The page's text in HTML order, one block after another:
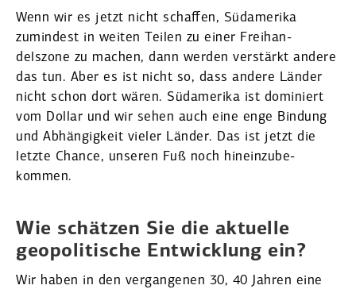
Wenn wir es jetzt nicht schaffen, Südamerika
zumindest in weiten Teilen zu einer Freihan­
delszone zu machen, dann werden verstärkt andere
das tun. Aber es ist nicht so, dass andere Länder
nicht schon dort wären. Südamerika ist dominiert
vom Dollar und wir sehen auch eine enge Bindung
und Abhän­gigkeit vieler Länder. Das ist jetzt die
letzte Chance, unseren Fuß noch hinein­zu­be­
kommen.
Wie schätzen Sie die aktuelle
geopo­li­tische Entwicklung ein?
Wir haben in den vergan­genen 30, 40 Jahren eine